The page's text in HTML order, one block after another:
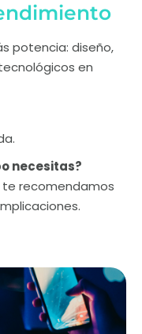
potencia: diseño,
en
necesitas?
te recomendamos